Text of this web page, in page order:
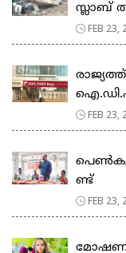
സ്ലാബ്
FEB 23,
രാജ്യത്ത്
FEB 23,
ണ്ട്
FEB 23,
മോഷണ